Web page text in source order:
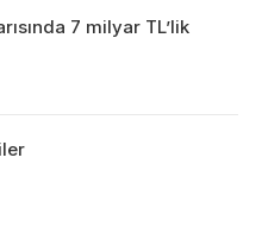
7 milyar TL’lik